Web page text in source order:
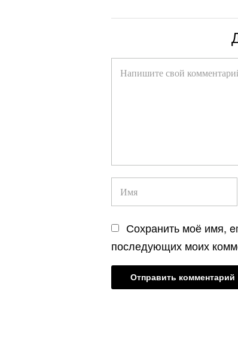
Сохранить моё имя,
последующих моих